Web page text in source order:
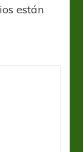
están